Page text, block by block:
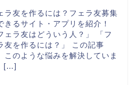
ラ友を作るには？フェラ友募集
きるサイト・アプリを紹介！
ェラ友はどういう人？」 「フ
友を作るには？」 この記事
このような悩みを解決していま
[…]